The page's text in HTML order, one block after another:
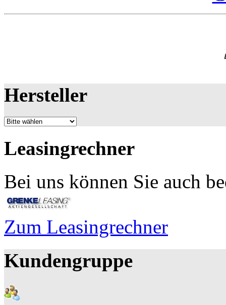
Hersteller
Leasingrechner
Bei uns können Sie auch
Zum Leasingrechner
Kundengruppe